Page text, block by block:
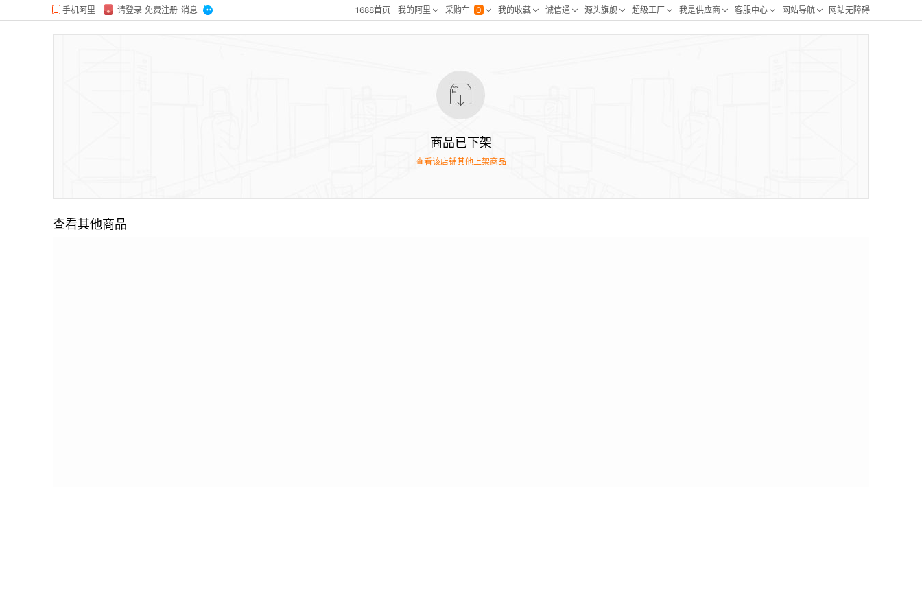
商品已下架
查看该店铺其他上架商品
查看其他商品